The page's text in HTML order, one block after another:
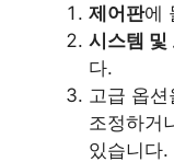
제어판에
시스템 및
다.
고급 옵
조정하거
있습니다.